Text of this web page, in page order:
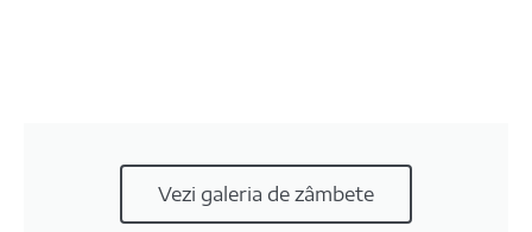
Vezi galeria de zâmbete